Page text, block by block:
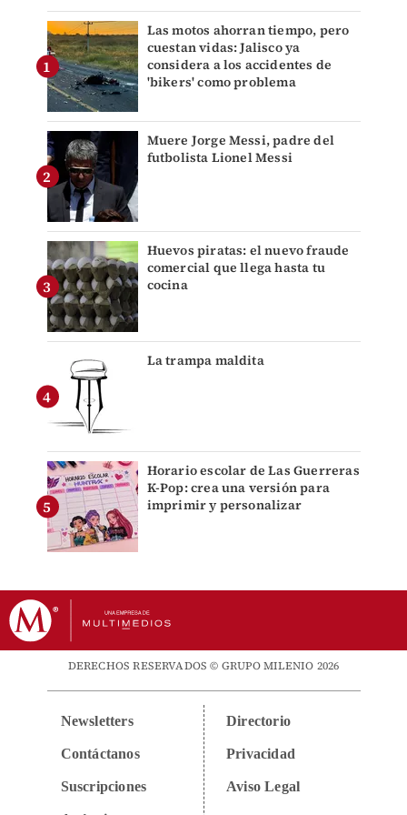
Las motos ahorran tiempo, pero
cuestan vidas: Jalisco ya
considera a los accidentes de
'bikers' como problema
Muere Jorge Messi, padre del
futbolista Lionel Messi
Huevos piratas: el nuevo fraude
comercial que llega hasta tu
cocina
La trampa maldita
Horario escolar de Las Guerreras
K-Pop: crea una versión para
imprimir y personalizar
DERECHOS RESERVADOS © GRUPO MILENIO 2026
Newsletters
Contáctanos
Suscripciones
Directorio
Privacidad
Aviso Legal